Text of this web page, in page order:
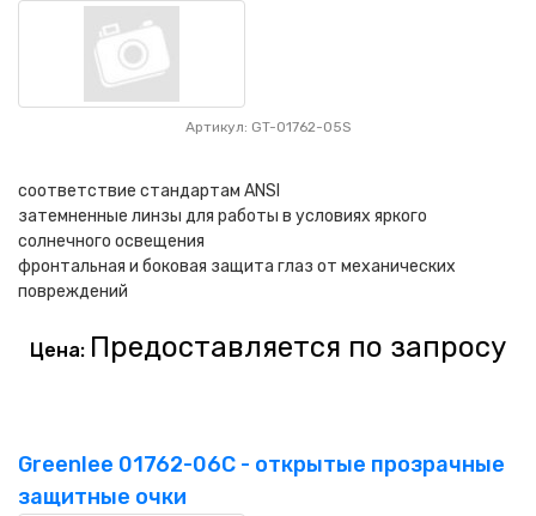
Артикул: GT-01762-05S
соответствие стандартам ANSI
затемненные линзы для работы в условиях яркого
солнечного освещения
фронтальная и боковая защита глаз от механических
повреждений
Цена: Предоставляется по запросу
Greenlee 01762-06C - открытые прозрачные
защитные очки